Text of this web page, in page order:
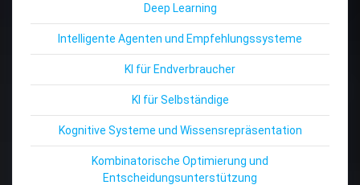
Deep Learning
Intelligente Agenten und Empfehlungssysteme
KI für Endverbraucher
KI für Selbständige
Kognitive Systeme und Wissensrepräsentation
Kombinatorische Optimierung und
Entscheidungsunterstützung